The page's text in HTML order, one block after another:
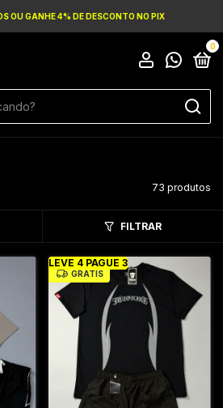
OU GANHE 4% DE DESCONTO NO PIX
0
73 produtos
FILTRAR
LEVE 4 PAGUE 3
GRÁTIS